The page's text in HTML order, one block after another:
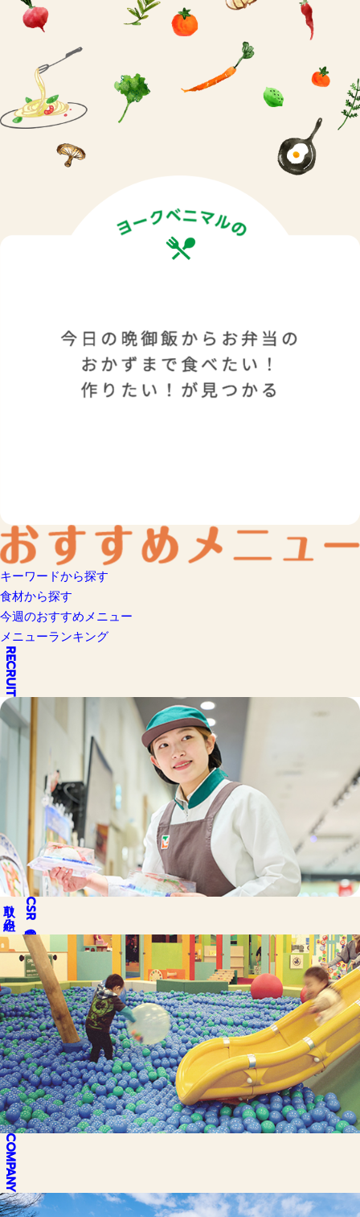
キーワードから探す
食材から探す
今週のおすすめメニュー
メニューランキング
RECRUIT
CSR
私達の
取り組み
COMPANY